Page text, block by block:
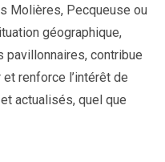
Molières, Pecqueuse ou
géographique,
contribue
renforce l’intérêt de
actualisés, quel que